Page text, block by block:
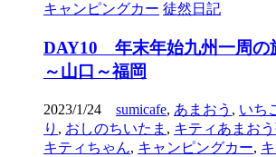
キャンピングカー 徒然日記
DAY10 年末年始九州一周
～山口～福岡
2023/1/24 sumicafe, あまおう , いち
り , おしのちいたま , キティあまお
キティちゃん, キャンピングカー,